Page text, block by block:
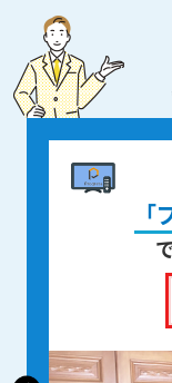
亡